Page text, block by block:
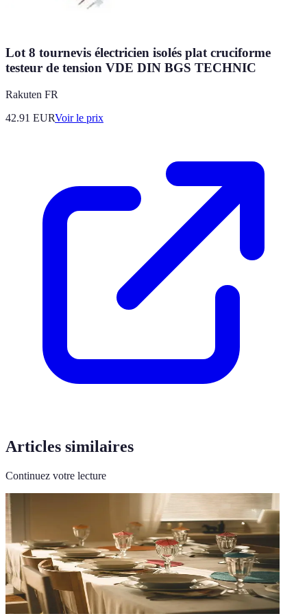
Lot 8 tournevis électricien isolés plat cruciforme
testeur de tension VDE DIN BGS TECHNIC
Rakuten FR
42.91 EURVoir le prix
Articles similaires
Continuez votre lecture